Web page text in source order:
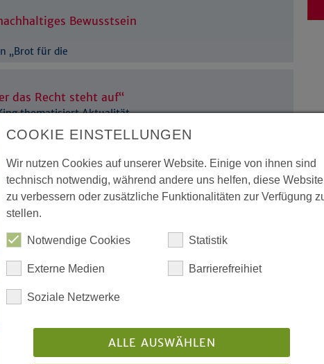
Bewusstsein
„Brot für die
das Recht steht auf“
thematisiert Aktualität
im
was auf die
dem
COOKIE EINSTELLUNGEN
Wir nutzen Cookies auf unserer Website. Einige von ihnen sind
technisch notwendig, während andere uns helfen, diese Website
zu verbessern oder zusätzliche Funktionalitäten zur Verfügung
stellen.
Notwendige Cookies Statistik
Externe Medien Barrierefreihiet
Soziale Netzwerke
ALLE AUSWÄHLEN